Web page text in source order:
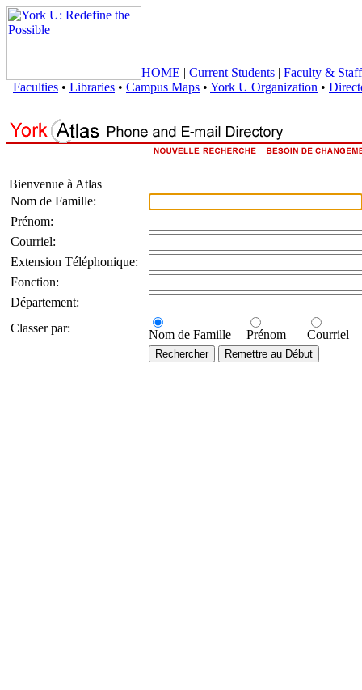
HOME | Current Students | Faculty & Staff
Faculties • Libraries • Campus Maps • York U Organization •
Bienvenue à Atlas
Nom de Famille:
Prénom:
Courriel:
Extension Téléphonique:
Fonction:
Département:
Classer par:
Nom de Famille Prénom Courriel